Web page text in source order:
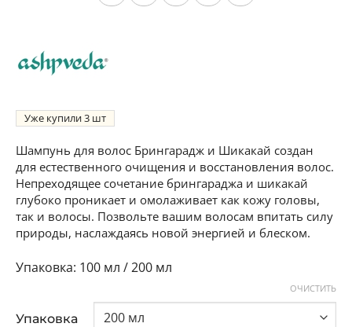
Уже купили3
Шампунь для волос Брингарадж и Шикакай создан
для естественного очищения и восстановления волос.
Непреходящее сочетание брингараджа и шикакай
глубоко проникает и омолаживает как кожу головы,
так и волосы. Позвольте вашим волосам впитать силу
природы, наслаждаясь новой энергией и блеском.
100 мл / 200 мл
Упаковка
ОЧИСТИТЬ